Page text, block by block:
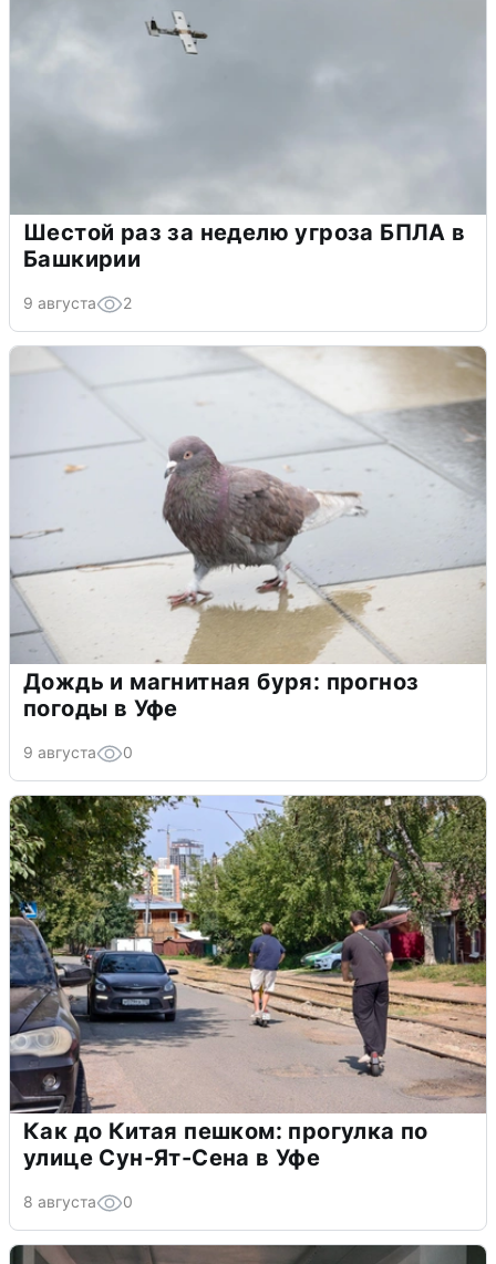
Шестой раз за неделю угроза БПЛА в
Башкирии
9 августа 2
Дождь и магнитная буря: прогноз
погоды в Уфе
9 августа 0
Как до Китая пешком: прогулка по
улице Сун-Ят-Сена в Уфе
8 августа 0